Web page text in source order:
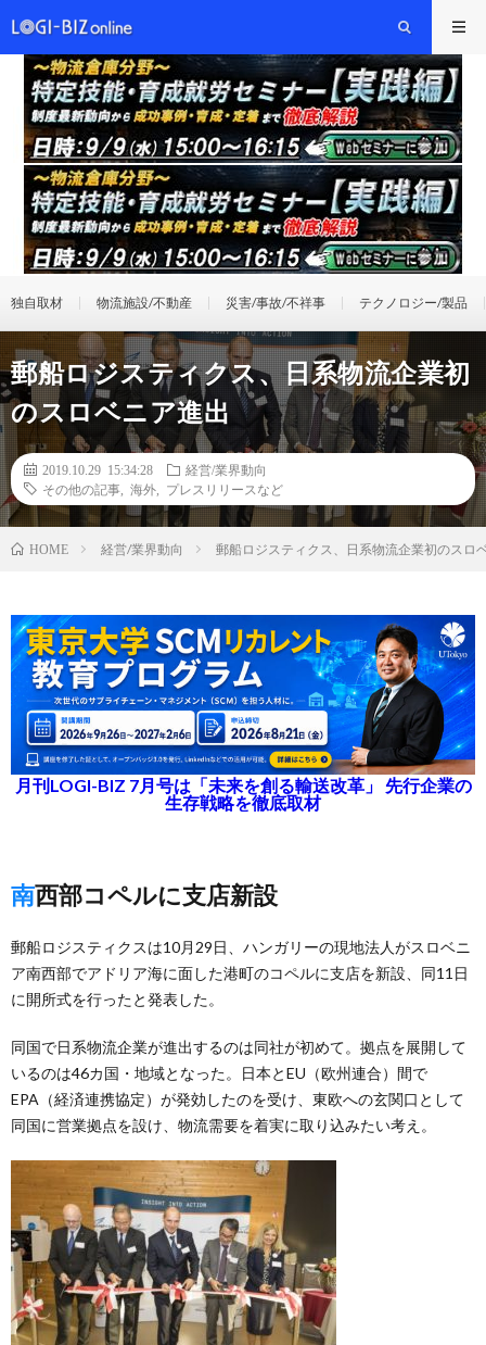
独自取材 物流施設/不動産 災害/事故/不祥事 テクノロジー/製品
郵船ロジスティクス、日系物流企業初
のスロベニア進出
2019.10.29 15:34:28
経営/業界動向
その他の記事
海外 プレスリリースなど
HOME 経営/業界動向 郵船ロジスティクス、日系物流企業初のスロ
月刊LOGI-BIZ 7月号は「未来を創る輸送改革」 先行企業の
生存戦略を徹底取材
南西部コペルに支店新設
郵船ロジスティクスは10月29日、ハンガリーの現地法人がスロベニ
ア南西部でアドリア海に面した港町のコペルに支店を新設、同11日
に開所式を行ったと発表した。
同国で日系物流企業が進出するのは同社が初めて。拠点を展開して
いるのは46カ国・地域となった。日本とEU（欧州連合）間で
EPA（経済連携協定）が発効したのを受け、東欧への玄関口として
同国に営業拠点を設け、物流需要を着実に取り込みたい考え。